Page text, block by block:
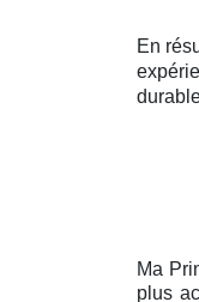
En
Ma
plus